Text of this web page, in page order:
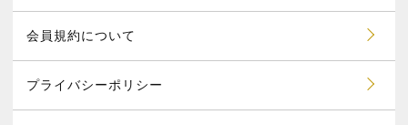
会員規約について
プライバシーポリシー